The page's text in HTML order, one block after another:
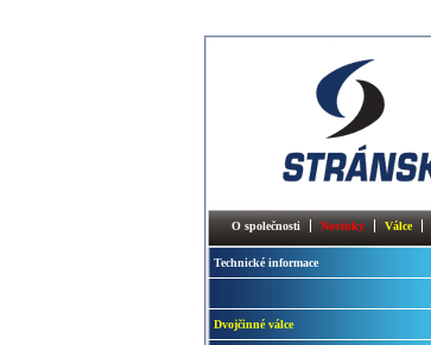
O společnosti Novinky Válce
Technické informace
Dvojčinné válce